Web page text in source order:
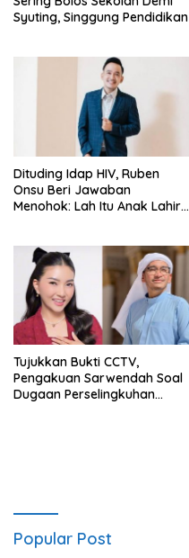
Syuting, Singgung Pendidikan
Dituding Idap HIV, Ruben
Onsu Beri Jawaban
Menohok: Lah Itu Anak Lahir
Tujukkan Bukti CCTV,
Pengakuan Sarwendah Soal
Dugaan Perselingkuhan
Popular Post